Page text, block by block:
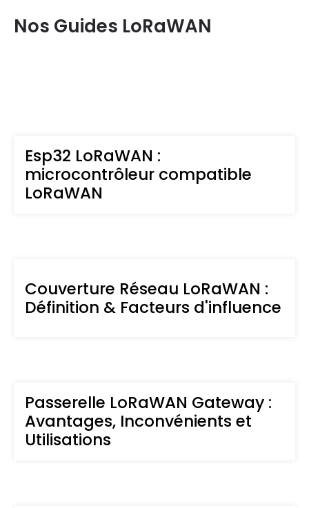
Nos Guides LoRaWAN
Esp32 LoRaWAN :
microcontrôleur compatible
LoRaWAN
Couverture Réseau LoRaWAN :
Définition & Facteurs d'influence
Passerelle LoRaWAN Gateway :
Avantages, Inconvénients et
Utilisations